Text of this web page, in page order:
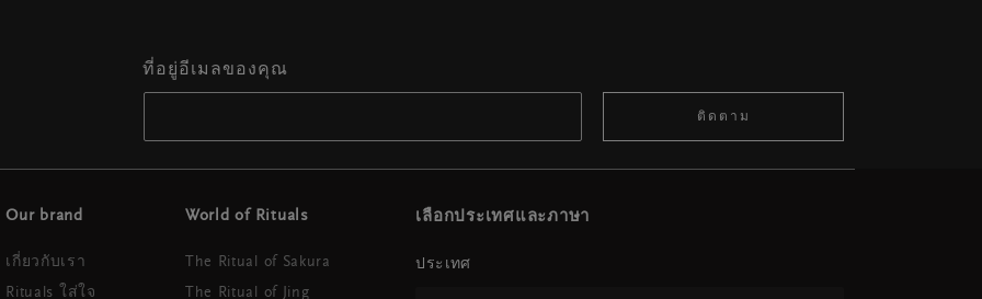
ที่อยู่อีเมลของคุณ
ติดตาม
Our brand
เกี่ยวกับเรา
Rituals ใส่ใจ
World of Rituals
The Ritual of Sakura
The Ritual of Jing
เลือกประเทศและภาษา
ประเทศ